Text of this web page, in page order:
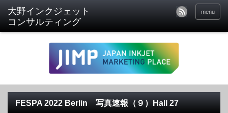
menu
FESPA 2022 Berlin 写真速報（９）Hall 27